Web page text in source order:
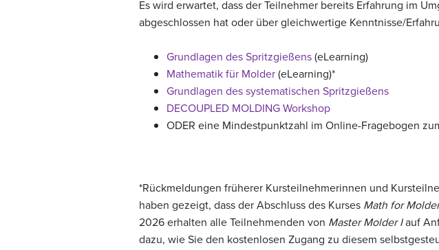
Es wird erwartet, dass der Teilnehmer bereits Erfahrung im
abgeschlossen hat oder über gleichwertige Kenntnisse/
Grundlagen des Spritzgießens(eLearning)
Mathematik für Molder(eLearning)*
Grundlagen des systematischen Spritzgießens
DECOUPLED MOLDING Workshop
ODER eine Mindestpunktzahl im Online-Fragebogen
*Rückmeldungen früherer Kursteilnehmerinnen und
haben gezeigt, dass der Abschluss des Kurses Math for
2026 erhalten alle Teilnehmenden von Master Molder Iauf
dazu, wie Sie den kostenlosen Zugang zu diesem